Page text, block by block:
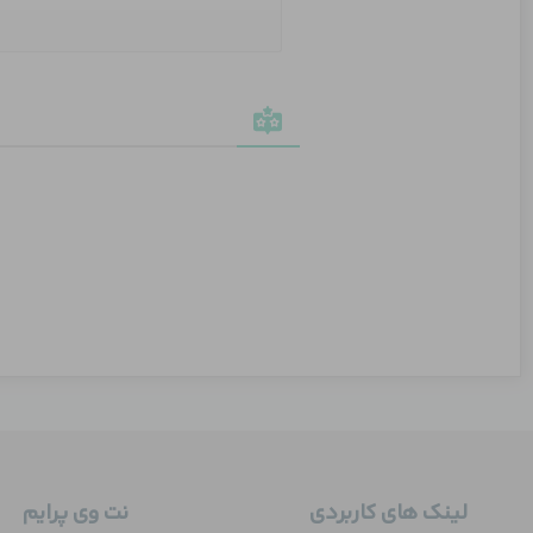
لینک های کاربردی نت وی پرایم